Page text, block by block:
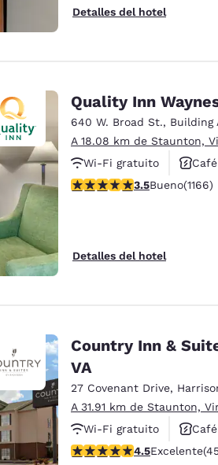
Detalles del hotel
Quality Inn
640 W. Broad St., Building
A 18.08 km de Staunton,
Wi-Fi gratuito
Aceita animais de
calificación de 3.49
3.5Bueno(1166)
Detalles del hotel
Country Inn &
VA
27 Covenant Drive,
A 31.91 km de Staunton,
Wi-Fi gratuito
Não fumante
calificación de 4.5
4.5Excelente